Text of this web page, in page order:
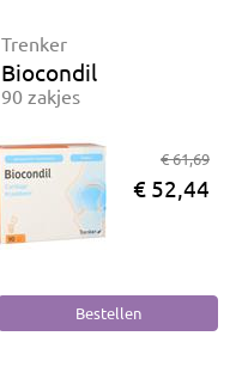
Trenker
Biocondil
90 zakjes
€ 61,69
€ 52,44